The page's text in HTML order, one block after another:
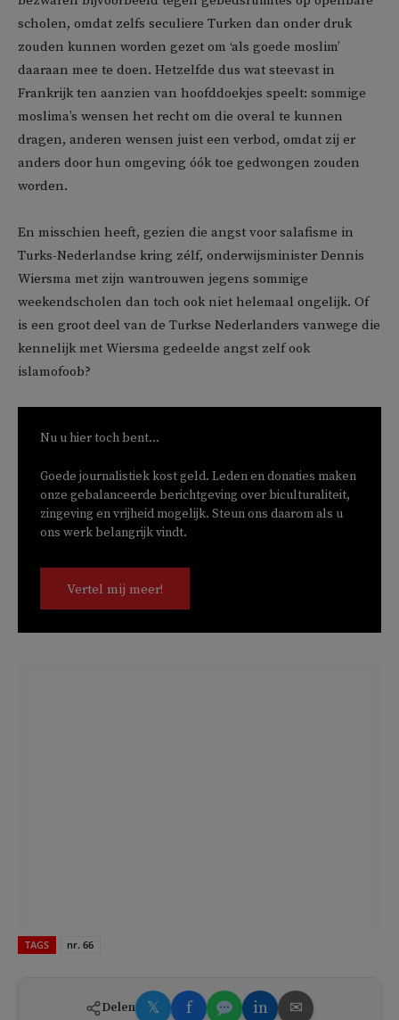
scholen, omdat zelfs seculiere Turken dan onder druk
zouden kunnen worden gezet om ‘als goede moslim’
daaraan mee te doen. Hetzelfde dus wat steevast in
Frankrijk ten aanzien van hoofddoekjes speelt: sommige
moslima’s wensen het recht om die overal te kunnen
dragen, anderen wensen juist een verbod, omdat zij er
anders door hun omgeving óók toe gedwongen zouden
worden.
En misschien heeft, gezien die angst voor salafisme in
Turks-Nederlandse kring zélf, onderwijsminister Dennis
Wiersma met zijn wantrouwen jegens sommige
weekendscholen dan toch ook niet helemaal ongelijk. Of
is een groot deel van de Turkse Nederlanders vanwege die
kennelijk met Wiersma gedeelde angst zelf ook
islamofoob?
Nu u hier toch bent...
Goede journalistiek kost geld. Leden en donaties maken
onze gebalanceerde berichtgeving over biculturaliteit,
zingeving en vrijheid mogelijk. Steun ons daarom als u
ons werk belangrijk vindt.
Vertel mij meer!
TAGS nr. 66
Delen 𝕏 f in ✉